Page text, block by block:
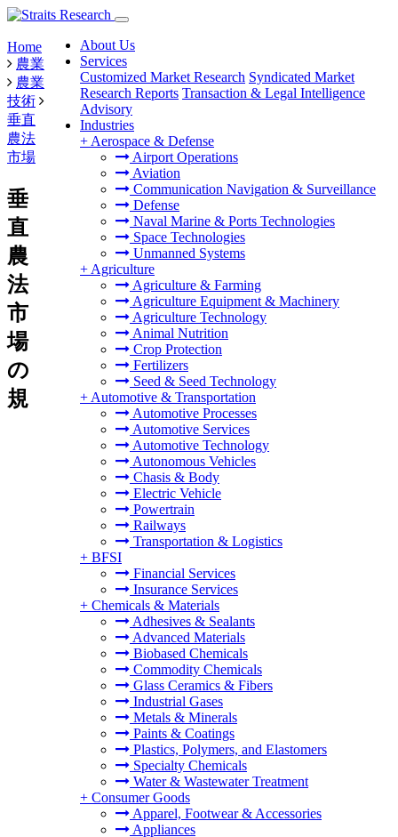
About Us
Services
Customized Market Research Syndicated Market
Research Reports Transaction & Legal Intelligence
Advisory
Industries
+ Aerospace & Defense
Airport Operations
Aviation
Communication Navigation & Surveillance
Defense
Naval Marine & Ports Technologies
Space Technologies
Unmanned Systems
+ Agriculture
Agriculture & Farming
Agriculture Equipment & Machinery
Agriculture Technology
Animal Nutrition
Crop Protection
Fertilizers
Seed & Seed Technology
+ Automotive & Transportation
Automotive Processes
Automotive Services
Automotive Technology
Autonomous Vehicles
Chasis & Body
Electric Vehicle
Powertrain
Railways
Transportation & Logistics
+ BFSI
Financial Services
Insurance Services
+ Chemicals & Materials
Adhesives & Sealants
Advanced Materials
Biobased Chemicals
Commodity Chemicals
Glass Ceramics & Fibers
Industrial Gases
Metals & Minerals
Paints & Coatings
Plastics, Polymers, and Elastomers
Specialty Chemicals
Water & Wastewater Treatment
+ Consumer Goods
Apparel, Footwear & Accessories
Appliances
Home
農業
農業
技術
垂直
農法
市場
垂
直
農
法
市
場
の
規